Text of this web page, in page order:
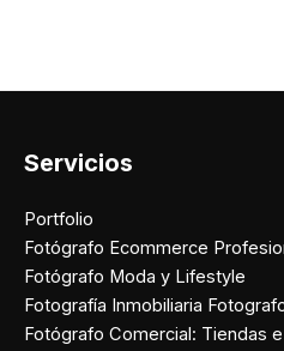
Servicios
Portfolio
Fotógrafo Ecommerce
Fotógrafo Moda y Lifestyle
Fotografía Inmobiliaria
Fotógrafo Comercial: Tiendas